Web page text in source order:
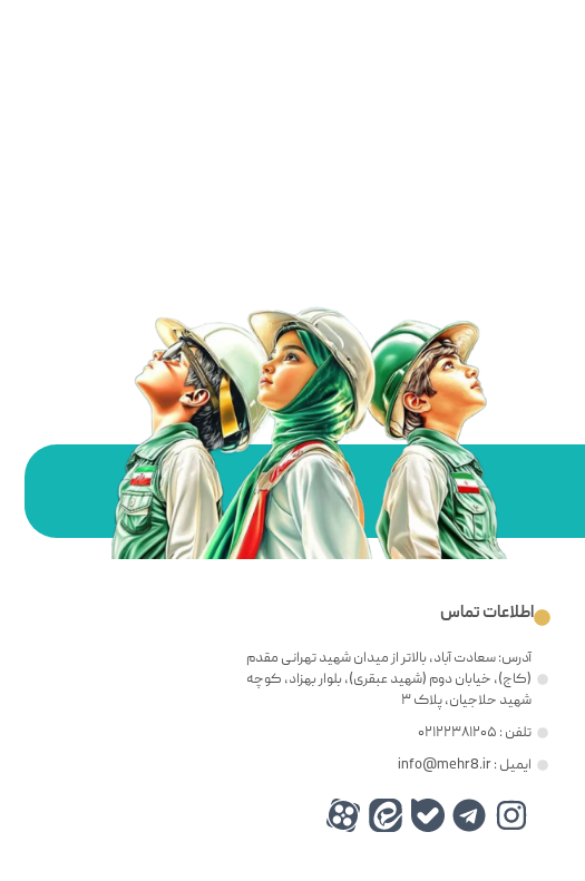
اطلاعات تماس
آدرس: سعادت آباد، بالاتر از میدان شهید تهرانی مقدم
(کاج)، خیابان دوم (شهید عبقری)، بلوار بهزاد، کوچه
شهید حلاجیان، پلاک ۳
تلفن : ۰۲۱۲۲۳۸۱۲۰۵
ایمیل : info@mehr8.ir